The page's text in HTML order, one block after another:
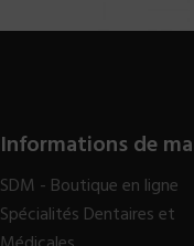
Informations de
SDM - Boutique en ligne
Spécialités Dentaires et